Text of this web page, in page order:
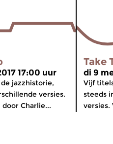
17:00 uur
jazzhistorie,
versies.
door Charlie...
Take
di 9
Vijf
steeds
versies.